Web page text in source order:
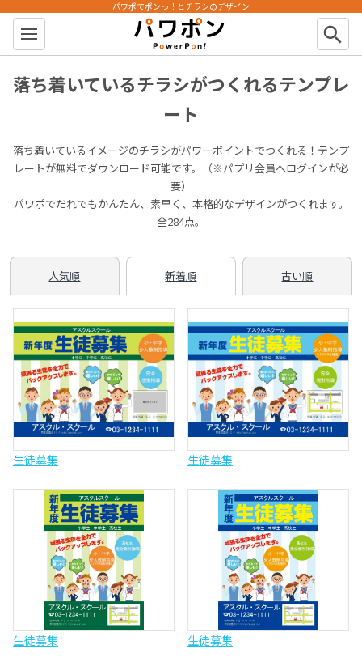
パワポン
パワポでポンっ！とチラシのデザイン
search
落ち着いているチラシがつくれるテンプレ
ート
落ち着いているイメージのチラシがパワーポイントでつくれる！テンプ
レートが無料でダウンロード可能です。（※パプリ会員へログインが必
要）
パワポでだれでもかんたん、素早く、本格的なデザインがつくれます。
全284点。
人気順 新着順 古い順
生徒募集 生徒募集
生徒募集 生徒募集